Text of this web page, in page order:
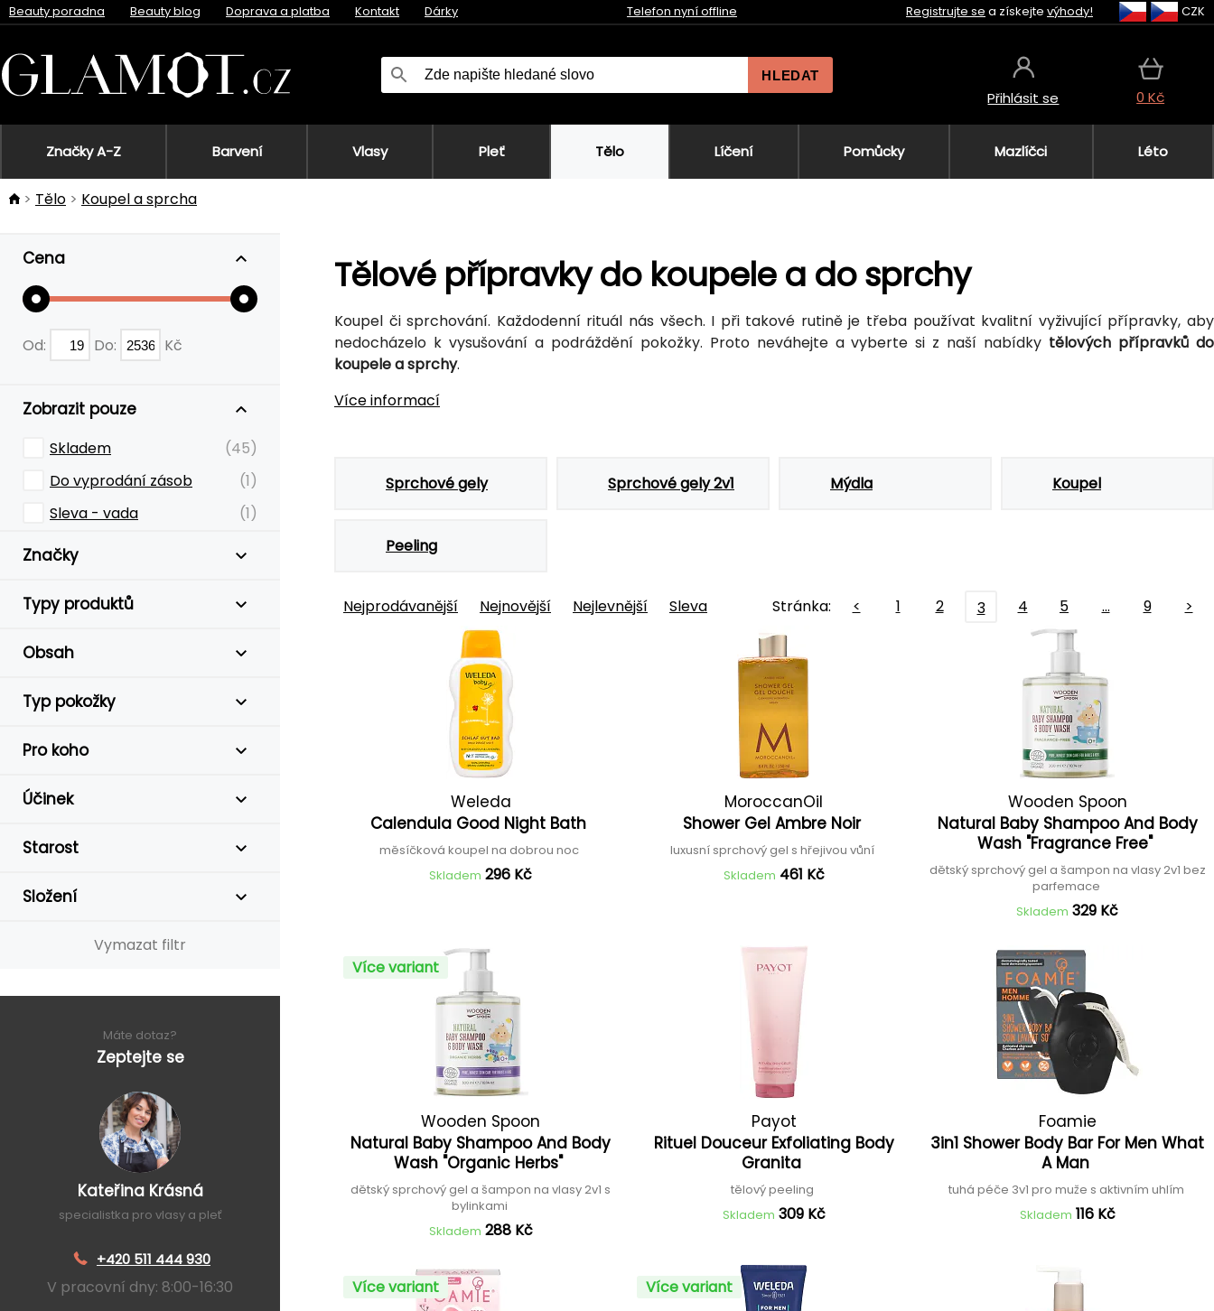
Beauty poradna Beauty blog Doprava a platba Kontakt Dárky Telefon nyní offline Registrujte se a získejte výhody! CZK
HLEDAT
Přihlásit se 0 Kč
Značky A-Z Barvení Vlasy Pleť Tělo Líčení Pomůcky Mazlíčci Léto
Tělo Koupel a sprcha
Cena
Od: Do: Kč
Zobrazit pouze
Skladem
(45)
Do vyprodání zásob
(1)
Sleva - vada
(1)
Značky
Typy produktů
Obsah
Typ pokožky
Pro koho
Účinek
Starost
Složení
Vymazat filtr
Máte dotaz?
Zeptejte se
Kateřina Krásná
specialistka pro vlasy a pleť
+420 511 444 930
V pracovní dny: 8:00-16:30
Tělové přípravky do koupele a do sprchy
Koupel či sprchování. Každodenní rituál nás všech. I při takové rutině je třeba používat kvalitní vyživující přípravky, aby
nedocházelo k vysušování a podráždění pokožky. Proto neváhejte a vyberte si z naší nabídky tělových přípravků do
koupele a sprchy.
Více informací
Sprchové gely Sprchové gely 2v1 Mýdla Koupel
Peeling
Nejprodávanější Nejnovější Nejlevnější Sleva Stránka: < 1 2 3 4 5 … 9 >
Weleda
Calendula Good Night Bath
měsíčková koupel na dobrou noc
Skladem 296 Kč
MoroccanOil
Shower Gel Ambre Noir
luxusní sprchový gel s hřejivou vůní
Skladem 461 Kč
Wooden Spoon
Natural Baby Shampoo And Body
Wash "Fragrance Free"
dětský sprchový gel a šampon na vlasy 2v1 bez
parfemace
Skladem 329 Kč
Více variant
Wooden Spoon
Natural Baby Shampoo And Body
Wash "Organic Herbs"
dětský sprchový gel a šampon na vlasy 2v1 s
bylinkami
Skladem 288 Kč
Payot
Rituel Douceur Exfoliating Body
Granita
tělový peeling
Skladem 309 Kč
Foamie
3in1 Shower Body Bar For Men What
A Man
tuhá péče 3v1 pro muže s aktivním uhlím
Skladem 116 Kč
Více variant Více variant